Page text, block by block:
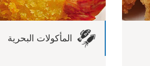
المأكولات البحرية